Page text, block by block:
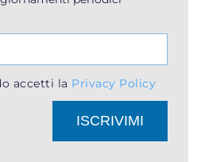
accetti la Privacy Policy
ISCRIVIMI